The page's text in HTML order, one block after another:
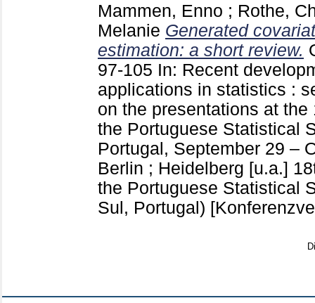
Mammen, Enno ; Rothe,
Melanie Generated
estimation: a short review.
97-105 In: Recent
applications in statistics :
on the presentations at
the Portuguese Statistical
Portugal, September 29 –
Berlin ; Heidelberg [u.a.]
the Portuguese Statistical
Sul, Portugal)